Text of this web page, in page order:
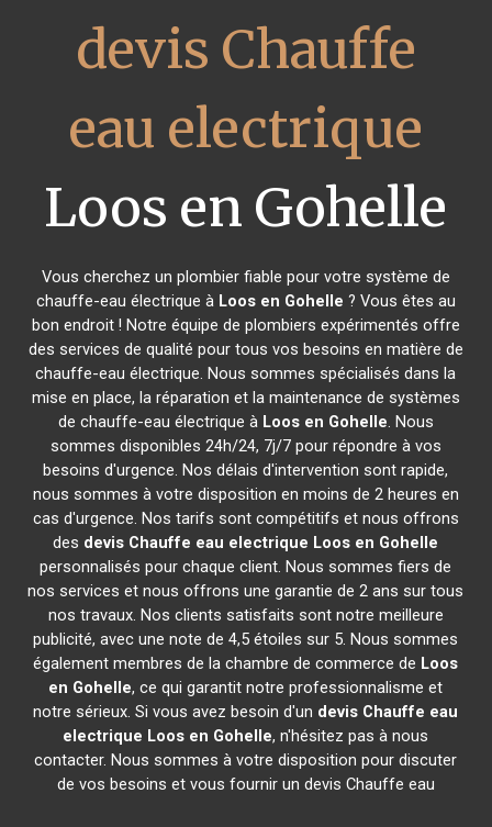
devis Chauffe
eau electrique
Loos en Gohelle
Vous cherchez un plombier fiable pour votre système de
chauffe-eau électrique à Loos en Gohelle ? Vous êtes au
bon endroit ! Notre équipe de plombiers expérimentés offre
des services de qualité pour tous vos besoins en matière de
chauffe-eau électrique. Nous sommes spécialisés dans la
mise en place, la réparation et la maintenance de systèmes
de chauffe-eau électrique à Loos en Gohelle. Nous
sommes disponibles 24h/24, 7j/7 pour répondre à vos
besoins d'urgence. Nos délais d'intervention sont rapide,
nous sommes à votre disposition en moins de 2 heures en
cas d'urgence. Nos tarifs sont compétitifs et nous offrons
des devis Chauffe eau electrique Loos en Gohelle
personnalisés pour chaque client. Nous sommes fiers de
nos services et nous offrons une garantie de 2 ans sur tous
nos travaux. Nos clients satisfaits sont notre meilleure
publicité, avec une note de 4,5 étoiles sur 5. Nous sommes
également membres de la chambre de commerce de Loos
en Gohelle, ce qui garantit notre professionnalisme et
notre sérieux. Si vous avez besoin d'un devis Chauffe eau
electrique Loos en Gohelle, n'hésitez pas à nous
contacter. Nous sommes à votre disposition pour discuter
de vos besoins et vous fournir un devis Chauffe eau